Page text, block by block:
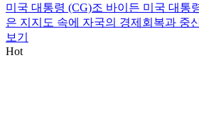
미국 대통령 (CG)조 바이든 미국 대통
은 지지도 속에 자국의 경제회복과 중
보기
Hot